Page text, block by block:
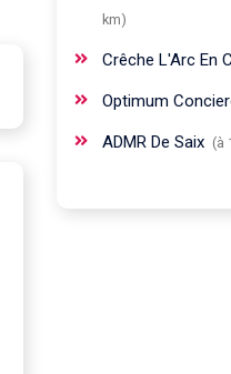
km)
Crêche L'Arc En
Optimum
ADMR De Saix (à